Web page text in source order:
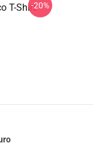
T-Shirt-20%